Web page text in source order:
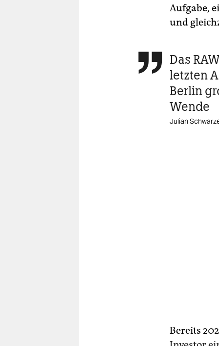
Aufgabe,
und
 Das
letzten
Berlin
Wende
Julian
Bereits